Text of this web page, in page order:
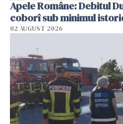
Apele Române: Debitul
coborî sub minimul
02 AUGUST 2026